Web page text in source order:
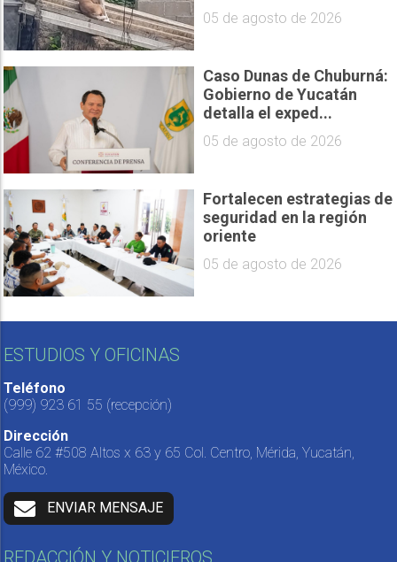
05 de agosto de 2026
Caso Dunas de Chuburná:
Gobierno de Yucatán
detalla el exped...
05 de agosto de 2026
Fortalecen estrategias de
seguridad en la región
oriente
05 de agosto de 2026
ESTUDIOS Y OFICINAS
Teléfono
(999) 923 61 55 (recepción)
Dirección
Calle 62 #508 Altos x 63 y 65 Col. Centro, Mérida, Yucatán,
México.
ENVIAR MENSAJE